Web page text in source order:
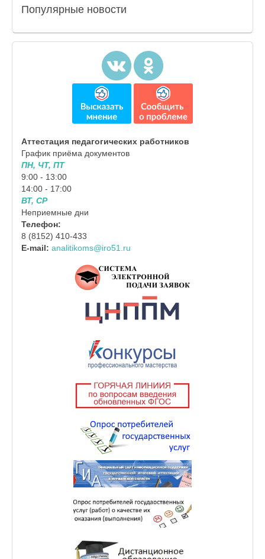
Популярные новости
Аттестация педагогических работников
График приёма документов
ПН, ЧТ, ПТ
9:00 - 13:00
14:00 - 17:00
ВТ, СР
Неприемные дни
Телефон:
8 (8152) 410-433
E-mail: analitikoms@iro51.ru